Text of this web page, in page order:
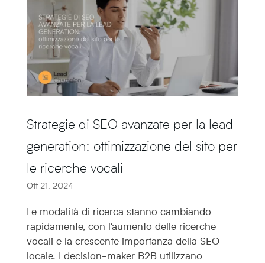
Strategie di SEO avanzate per la lead
generation: ottimizzazione del sito per
le ricerche vocali
Ott 21, 2024
Le modalità di ricerca stanno cambiando
rapidamente, con l’aumento delle ricerche
vocali e la crescente importanza della SEO
locale. I decision-maker B2B utilizzano